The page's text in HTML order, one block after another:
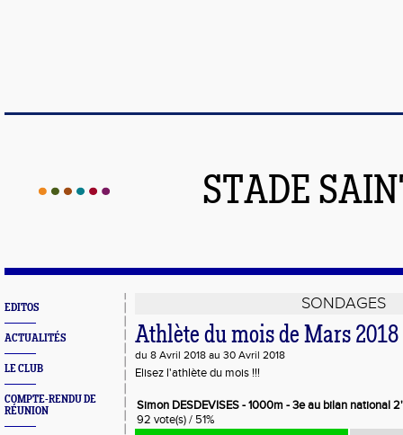
STADE
EDITOS
ACTUALITÉS
LE CLUB
COMPTE-RENDU DE
RÉUNION
SONDAGES
Athlète du mois de Mars 2018
du 8 Avril 2018 au 30 Avril 2018
Elisez l'athlète du mois !!!
Simon DESDEVISES - 1000m - 3e au bilan national
92 vote(s) / 51%